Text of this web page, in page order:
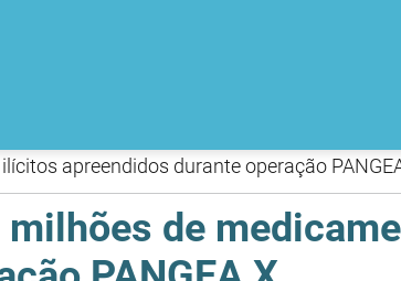
apreendidos durante operação
de